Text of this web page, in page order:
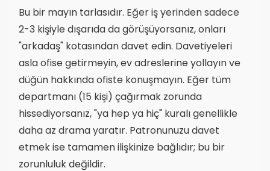
Bu bir mayın tarlasıdır. Eğer iş yerinden sadece
2-3 kişiyle dışarıda da görüşüyorsanız, onları
"arkadaş" kotasından davet edin. Davetiyeleri
asla ofise getirmeyin, ev adreslerine yollayın ve
düğün hakkında ofiste konuşmayın. Eğer tüm
departmanı (15 kişi) çağırmak zorunda
hissediyorsanız, "ya hep ya hiç" kuralı genellikle
daha az drama yaratır. Patronunuzu davet
etmek ise tamamen ilişkinize bağlıdır; bu bir
zorunluluk değildir.